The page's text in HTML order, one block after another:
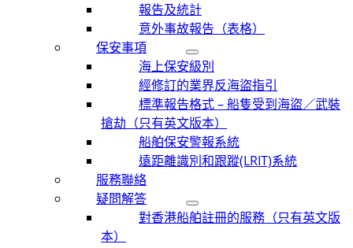
報告及統計
意外事故報告（表格）
保安事項
海上保安級別
經修訂的業界反海盜指引
標準報告格式 – 船隻受到海盜／武裝
搶劫（只有英文版本）
船舶保安警報系統
遠距離識別和跟蹤(LRIT)系統
服務聯絡
疑問解答
對香港船舶註冊的服務（只有英文版
本）